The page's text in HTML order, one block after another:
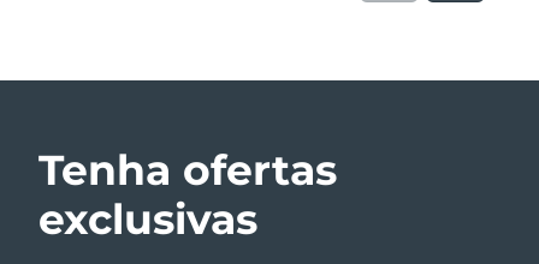
Tenha ofertas
exclusivas